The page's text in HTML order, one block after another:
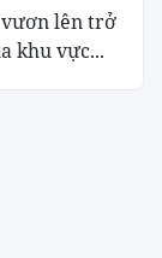
vươn lên trở
khu vực...